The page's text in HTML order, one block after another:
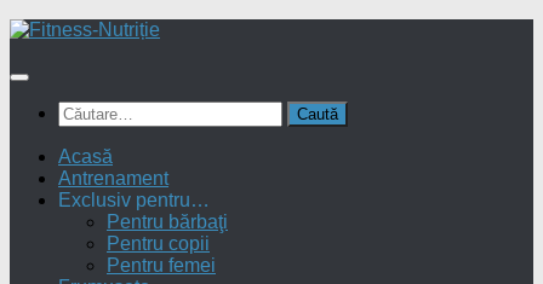
Skip
content
Caută
după:
Acasă
Antrenament
Exclusiv pentru…
Pentru bărbaţi
Pentru copii
Pentru femei